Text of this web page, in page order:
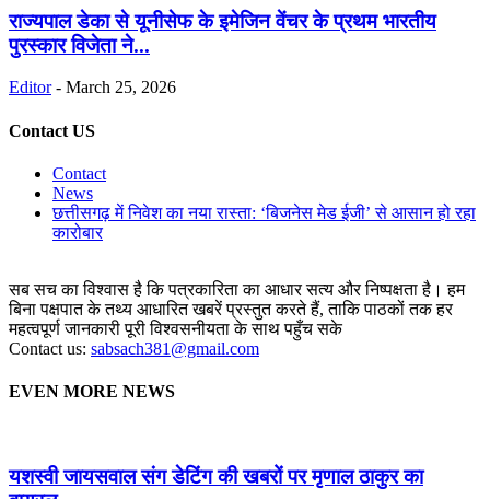
राज्यपाल डेका से यूनीसेफ के इमेजिन वेंचर के प्रथम भारतीय
पुरस्कार विजेता ने...
Editor - March 25, 2026
Contact US
Contact
News
छत्तीसगढ़ में निवेश का नया रास्ता: ‘बिजनेस मेड ईजी’ से आसान हो रहा
कारोबार
सब सच का विश्वास है कि पत्रकारिता का आधार सत्य और निष्पक्षता है। हम
बिना पक्षपात के तथ्य आधारित खबरें प्रस्तुत करते हैं, ताकि पाठकों तक हर
महत्वपूर्ण जानकारी पूरी विश्वसनीयता के साथ पहुँच सके
Contact us: sabsach381@gmail.com
EVEN MORE NEWS
यशस्वी जायसवाल संग डेटिंग की खबरों पर मृणाल ठाकुर का